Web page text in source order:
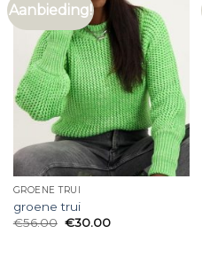
Aanbieding!
GROENE TRUI
groene trui
€56.00 €30.00